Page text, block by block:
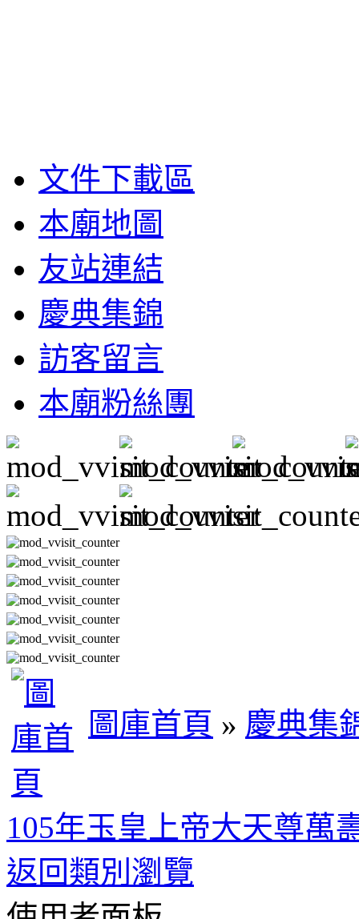
文件下載區
本廟地圖
友站連結
慶典集錦
訪客留言
本廟粉絲團
圖庫首頁 » 慶典集
105年玉皇上帝大天尊萬
返回類別瀏覽